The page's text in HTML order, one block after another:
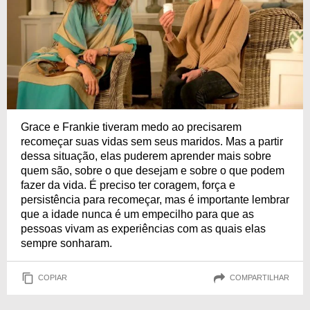
Grace e Frankie tiveram medo ao precisarem
recomeçar suas vidas sem seus maridos. Mas a partir
dessa situação, elas puderem aprender mais sobre
quem são, sobre o que desejam e sobre o que podem
fazer da vida. É preciso ter coragem, força e
persistência para recomeçar, mas é importante lembrar
que a idade nunca é um empecilho para que as
pessoas vivam as experiências com as quais elas
sempre sonharam.
COPIAR COMPARTILHAR